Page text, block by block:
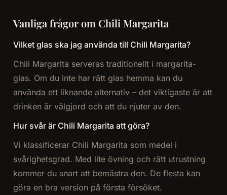
Vanliga frågor om Chili Margarita
Vilket glas ska jag använda till Chili Margarita?
Chili Margarita serveras traditionellt i margarita-
glas. Om du inte har rätt glas hemma kan du
använda ett liknande alternativ – det viktigaste är att
drinken är välgjord och att du njuter av den.
Hur svår är Chili Margarita att göra?
Vi klassificerar Chili Margarita som medel i
svårighetsgrad. Med lite övning och rätt utrustning
kommer du snart att bemästra den. De flesta kan
göra en bra version på första försöket.